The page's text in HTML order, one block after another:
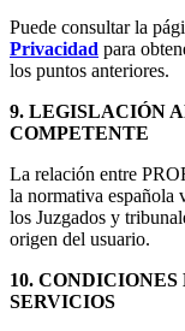
Puede consultar la
Privacidad para
los puntos anteriores.
9. LEGISLACIÓN
COMPETENTE
La relación entre
la normativa española
los Juzgados y
origen del usuario.
10.
SERVICIOS